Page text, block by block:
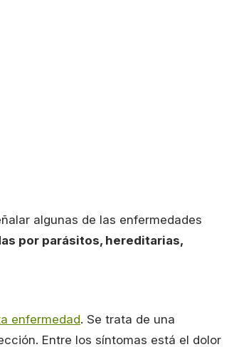
algunas de las enfermedades
por parásitos, hereditarias,
enfermedad. Se trata de una
Entre los síntomas está el dolor